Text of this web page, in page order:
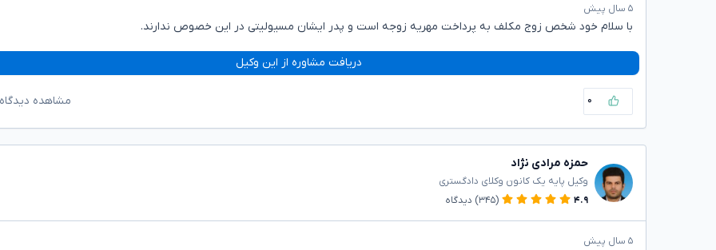
۵ سال پیش
با سلام خود شخص زوج مکلف به پرداخت مهریه زوجه است و پدر ایشان مسیولیتی در این خصوص ندارند.
دریافت مشاوره از این وکیل
۰ مشاهده
حمزه مرادی نژاد
وکیل پایه یک کانون وکلای دادگستری
۴.۹
(۳۴۵) دیدگاه
۵ سال پیش